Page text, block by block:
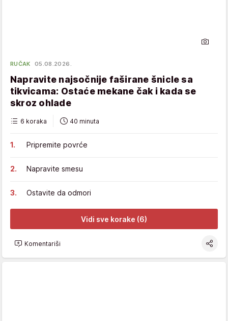
RUČAK 05.08.2026.
Napravite najsočnije faširane šnicle sa
tikvicama: Ostaće mekane čak i kada se
skroz ohlade
6 koraka 40 minuta
Pripremite povrće
Napravite smesu
Ostavite da odmori
Vidi sve korake (6)
Komentariši